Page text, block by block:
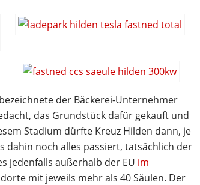
der Bäckerei-Unternehmer
das Grundstück dafür gekauft und
Stadium dürfte Kreuz Hilden dann, je
dahin noch alles passiert, tatsächlich der
jedenfalls außerhalb der EU im
mit jeweils mehr als 40 Säulen. Der